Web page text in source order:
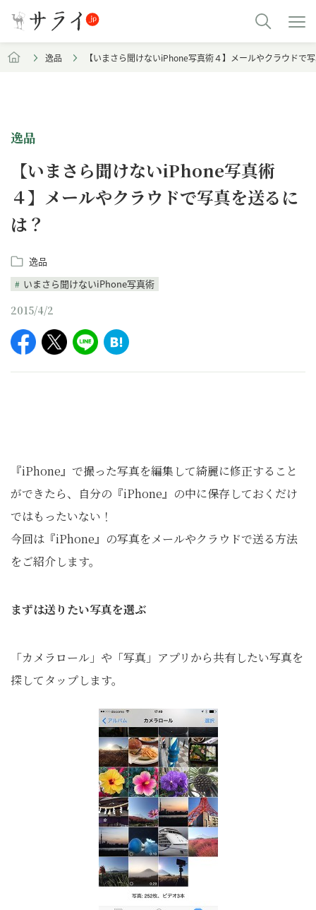
逸品 【いまさら聞けないiPhone写真術４】メールやクラウドで
逸品
【いまさら聞けないiPhone写真術
４】メールやクラウドで写真を送るに
は？
逸品
いまさら聞けないiPhone写真術
2015/4/2
『iPhone』で撮った写真を編集して綺麗に修正すること
ができたら、自分の『iPhone』の中に保存しておくだけ
ではもったいない！
今回は『iPhone』の写真をメールやクラウドで送る方法
をご紹介します。
まずは送りたい写真を選ぶ
「カメラロール」や「写真」アプリから共有したい写真を
探してタップします。